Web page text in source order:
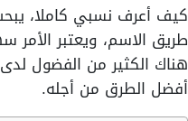
كيف أعرف نسبي كاملا،
طريق الاسم، ويعتبر
هناك الكثير من الفضول
أفضل الطرق من أجله.